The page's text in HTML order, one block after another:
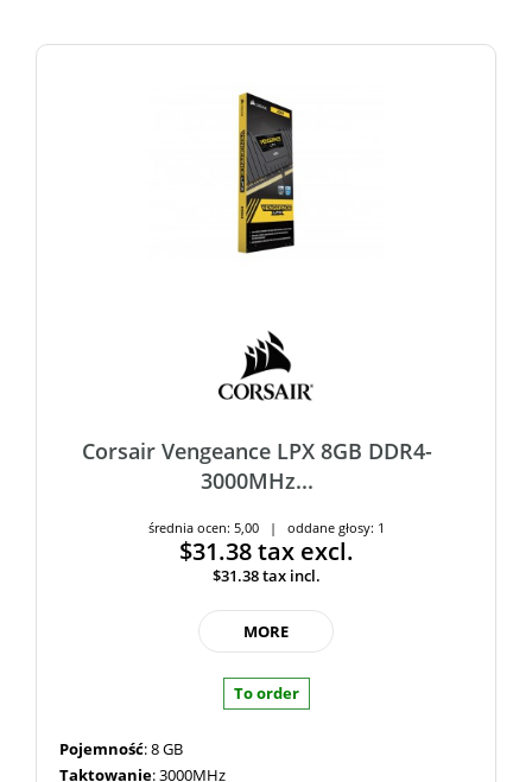
Corsair Vengeance LPX 8GB DDR4-
3000MHz...
średnia ocen: 5,00 | oddane głosy: 1
$31.38tax excl.
$31.38tax incl.
MORE
To order
Pojemność: 8 GB
Taktowanie: 3000MHz